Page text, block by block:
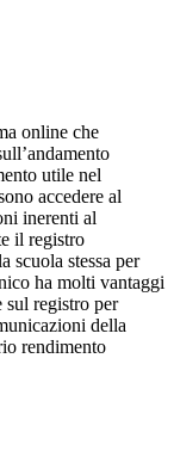
online che
utile nel
accedere al
inerenti al
il registro
scuola stessa per
ha molti vantaggi
sul registro per
della
rendimento